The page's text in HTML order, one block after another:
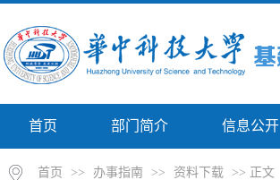
首页 部门简介 信息公开
首页 >> 办事指南 >> 资料下载 >> 正文